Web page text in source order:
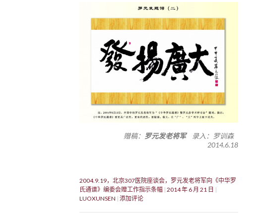
赠稿： 罗元发老将军录入：罗训森
2014.6.18
2004.9.19，北京307医院座谈会，罗元发老将军向《中华罗
氏通谱》编委会赠工作指示条幅 2014 年 6 月 21 日
LUOXUNSEN 添加评论